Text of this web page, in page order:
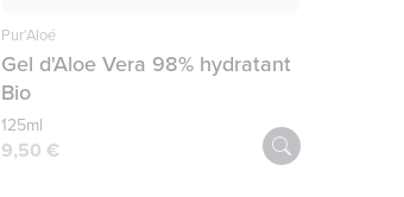
Pur'Aloé
Gel d'Aloe Vera 98% hydratant
Bio
125ml
9,50 €